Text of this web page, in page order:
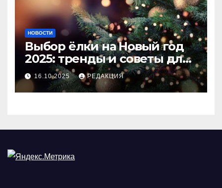
НОВОСТИ
Выбор ёлки на Новый год
2025: тренды и советы для
идеального праздника
16.10.2025 РЕДАКЦИЯ